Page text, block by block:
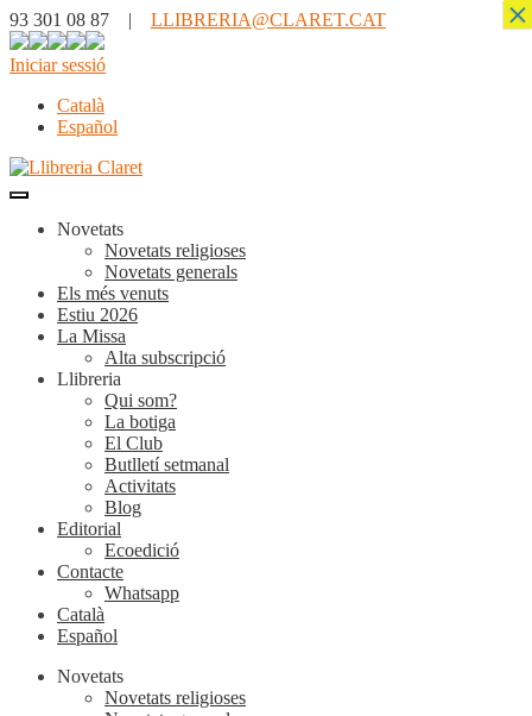
93 301 08 87 | LLIBRERIA@CLARET.CAT
Iniciar sessió
Català
Español
Novetats
Novetats religioses
Novetats generals
Els més venuts
Estiu 2026
La Missa
Alta subscripció
Llibreria
Qui som?
La botiga
El Club
Butlletí setmanal
Activitats
Blog
Editorial
Ecoedició
Contacte
Whatsapp
Català
Español
Novetats
Novetats religioses
×